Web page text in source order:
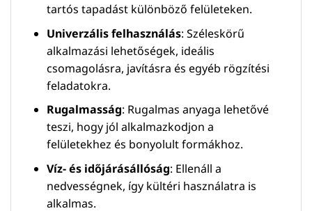
tartós tapadást különböző felületeken.
Univerzális felhasználás: Széleskörű
alkalmazási lehetőségek, ideális
csomagolásra, javításra és egyéb rögzítési
feladatokra.
Rugalmasság: Rugalmas anyaga lehetővé
teszi, hogy jól alkalmazkodjon a
felületekhez és bonyolult formákhoz.
Víz- és időjárásállóság: Ellenáll a
nedvességnek, így kültéri használatra is
alkalmas.